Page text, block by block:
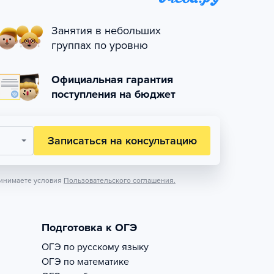
Занятия в небольших
группах по уровню
Официальная гарантия
поступления на бюджет
Записаться на консультацию
условия Пользовательского соглашения.
Подготовка к ОГЭ
ОГЭ по русскому языку
ОГЭ по математике